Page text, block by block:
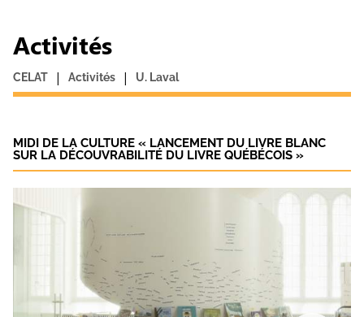
Activités
CELAT | Activités | U. Laval
MIDI DE LA CULTURE « LANCEMENT DU LIVRE BLANC
SUR LA DÉCOUVRABILITÉ DU LIVRE QUÉBÉCOIS »